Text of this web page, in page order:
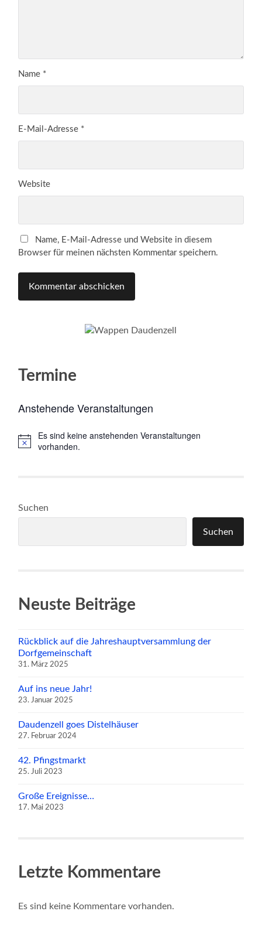
Name *
E-Mail-Adresse *
Website
Name, E-Mail-Adresse und Website in diesem
Browser für meinen nächsten Kommentar speichern.
Termine
Anstehende Veranstaltungen
Hinweis
Es sind keine anstehenden Veranstaltungen
vorhanden.
Suchen
Suchen
Neuste Beiträge
Rückblick auf die Jahreshauptversammlung der
Dorfgemeinschaft
31. März 2025
Auf ins neue Jahr!
23. Januar 2025
Daudenzell goes Distelhäuser
27. Februar 2024
42. Pfingstmarkt
25. Juli 2023
Große Ereignisse…
17. Mai 2023
Letzte Kommentare
Es sind keine Kommentare vorhanden.